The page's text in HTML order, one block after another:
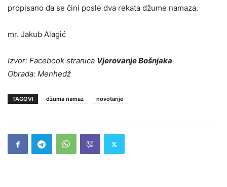
propisano da se čini posle dva rekata džume namaza.
mr. Jakub Alagić
Izvor: Facebook stranica Vjerovanje Bošnjaka
Obrada: Menhedž
TAGOVI džuma namaz novotarije